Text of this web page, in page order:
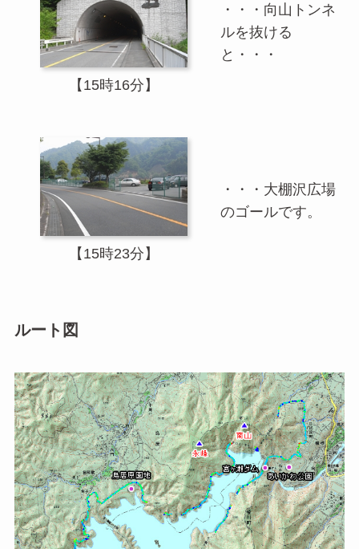
【15時16分】
・・・向山トンネ
ルを抜ける
と・・・
【15時23分】
・・・大棚沢広場
のゴールです。
ルート図